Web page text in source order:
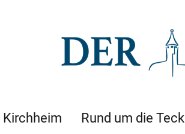
Kirchheim Rund um die Teck